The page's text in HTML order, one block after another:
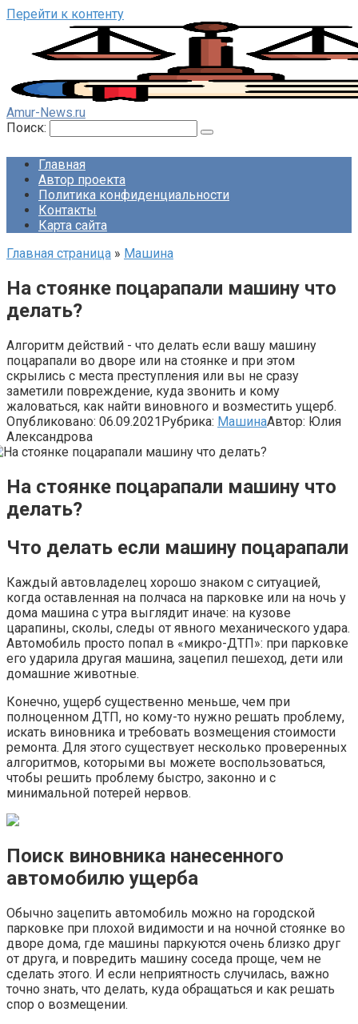
Перейти к контенту
Amur-News.ru
Поиск:
Главная
Автор проекта
Политика конфиденциальности
Контакты
Карта сайта
Главная страница » Машина
На стоянке поцарапали машину что
делать?
Алгоритм действий - что делать если вашу машину
поцарапали во дворе или на стоянке и при этом
скрылись с места преступления или вы не сразу
заметили повреждение, куда звонить и кому
жаловаться, как найти виновного и возместить ущерб.
Опубликовано: 06.09.2021Рубрика: МашинаАвтор: Юлия
Александрова
На стоянке поцарапали машину что
делать?
Что делать если машину поцарапали
Каждый автовладелец хорошо знаком с ситуацией,
когда оставленная на полчаса на парковке или на ночь у
дома машина с утра выглядит иначе: на кузове
царапины, сколы, следы от явного механического удара.
Автомобиль просто попал в «микро-ДТП»: при парковке
его ударила другая машина, зацепил пешеход, дети или
домашние животные.
Конечно, ущерб существенно меньше, чем при
полноценном ДТП, но кому-то нужно решать проблему,
искать виновника и требовать возмещения стоимости
ремонта. Для этого существует несколько проверенных
алгоритмов, которыми вы можете воспользоваться,
чтобы решить проблему быстро, законно и с
минимальной потерей нервов.
Поиск виновника нанесенного
автомобилю ущерба
Обычно зацепить автомобиль можно на городской
парковке при плохой видимости и на ночной стоянке во
дворе дома, где машины паркуются очень близко друг
от друга, и повредить машину соседа проще, чем не
сделать этого. И если неприятность случилась, важно
точно знать, что делать, куда обращаться и как решать
спор о возмещении.